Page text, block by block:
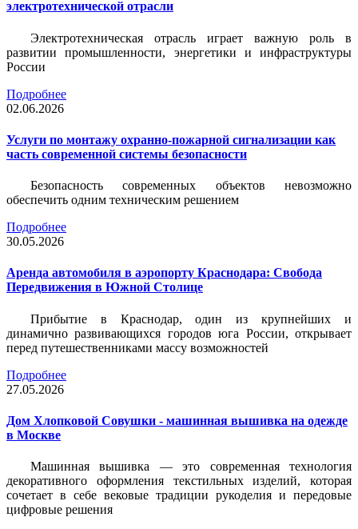
электротехнической отрасли
Электротехническая отрасль играет важную роль в
развитии промышленности, энергетики и инфраструктуры
России
Подробнее
02.06.2026
Услуги по монтажу охранно-пожарной сигнализации как
часть современной системы безопасности
Безопасность современных объектов невозможно
обеспечить одним техническим решением
Подробнее
30.05.2026
Аренда автомобиля в аэропорту Краснодара: Свобода
Передвижения в Южной Столице
Прибытие в Краснодар, один из крупнейших и
динамично развивающихся городов юга России, открывает
перед путешественниками массу возможностей
Подробнее
27.05.2026
Дом Хлопковой Совушки - машинная вышивка на одежде
в Москве
Машинная вышивка — это современная технология
декоративного оформления текстильных изделий, которая
сочетает в себе вековые традиции рукоделия и передовые
цифровые решения